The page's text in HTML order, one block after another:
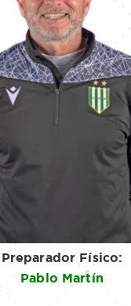
Preparador Físico:
Pablo Martín